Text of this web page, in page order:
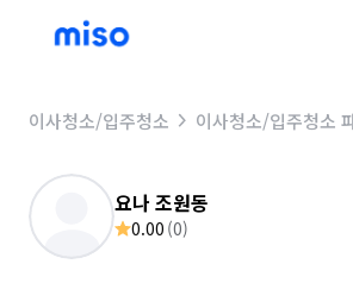
이사청소/입주청소 이사청소/입주청소
요나 조원동
0.00 (0)